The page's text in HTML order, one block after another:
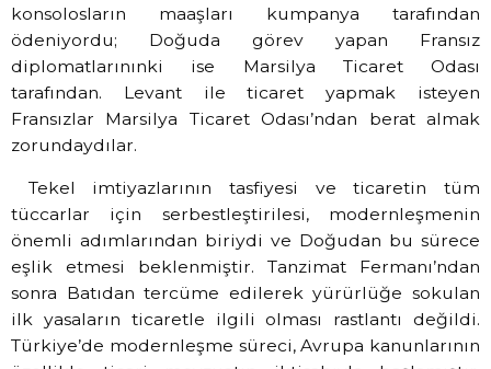
konsolosların maaşları kumpanya tarafından
ödeniyordu; Doğuda görev yapan Fransız
diplomatlarınınki ise Marsilya Ticaret Odası
tarafından. Levant ile ticaret yapmak isteyen
Fransızlar Marsilya Ticaret Odası’ndan berat almak
zorundaydılar.
Tekel imtiyazlarının tasfiyesi ve ticaretin tüm
tüccarlar için serbestleştirilesi, modernleşmenin
önemli adımlarından biriydi ve Doğudan bu sürece
eşlik etmesi beklenmiştir. Tanzimat Fermanı’ndan
sonra Batıdan tercüme edilerek yürürlüğe sokulan
ilk yasaların ticaretle ilgili olması rastlantı değildi.
Türkiye’de modernleşme süreci, Avrupa kanunlarının